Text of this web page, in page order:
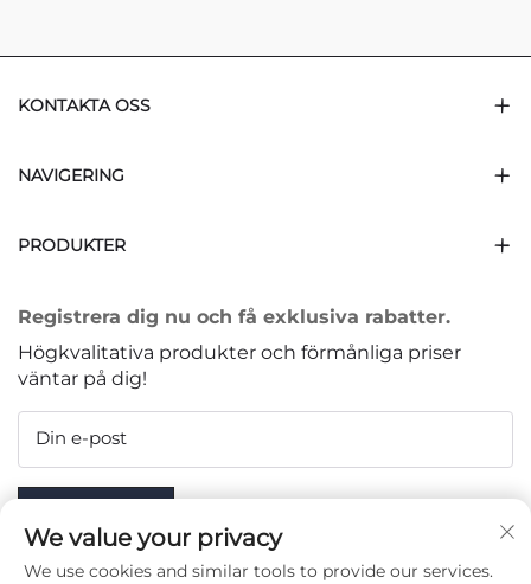
KONTAKTA OSS
NAVIGERING
PRODUKTER
Registrera dig nu och få exklusiva rabatter.
Högkvalitativa produkter och förmånliga priser
väntar på dig!
Din e-post
We value your privacy
We use cookies and similar tools to provide our services.